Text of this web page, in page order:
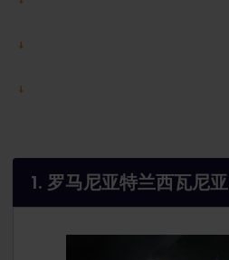
1. 罗马尼亚特兰西瓦尼亚